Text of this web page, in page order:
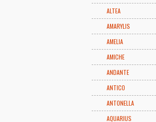
ALTEA
AMARYLIS
AMELIA
AMICHE
ANDANTE
ANTICO
ANTONELLA
AQUARIUS